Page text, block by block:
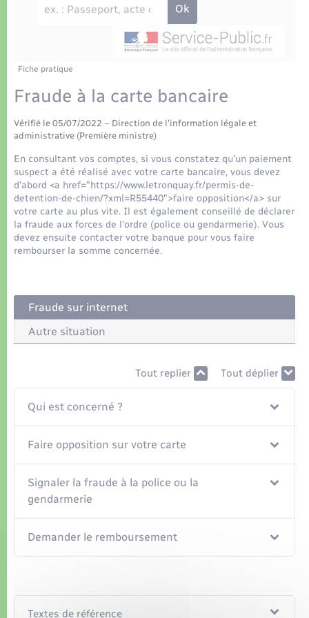
Eau - Assainissement
Transports
Transports scolaires
Logement - Urbanisme
Loisirs
Seniors
Nouvel habitant
Organisation d’événement
Commerces - Entreprises - Emploi
Voirie et espace public
Travaux - Autorisation d’occupation de l’espace
Présentation de la commune
La Communauté de communes
Fiche pratique
Fraude à la carte bancaire
Vérifié le 05/07/2022 – Direction de l'information légale et
administrative (Première ministre)
En consultant vos comptes, si vous constatez qu'un paiement
suspect a été réalisé avec votre carte bancaire, vous devez
d'abord <a href="https://www.letronquay.fr/permis-de-
detention-de-chien/?xml=R55440">faire opposition</a> sur
votre carte au plus vite. Il est également conseillé de déclarer
la fraude aux forces de l'ordre (police ou gendarmerie). Vous
devez ensuite contacter votre banque pour vous faire
rembourser la somme concernée.
Fraude sur internet
Autre situation
Tout replier Tout déplier
Qui est concerné ?
Faire opposition sur votre carte
Signaler la fraude à la police ou la
gendarmerie
Demander le remboursement
Textes de référence